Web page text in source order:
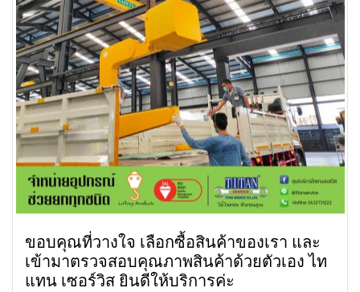
ขอบคุณที่วางใจ เลือกซื้อสินค้าของเรา และ
เข้ามาตรวจสอบคุณภาพสินค้าด้วยตัวเอง ไท
แทน เซอร์วิส ยินดีให้บริการค่ะ